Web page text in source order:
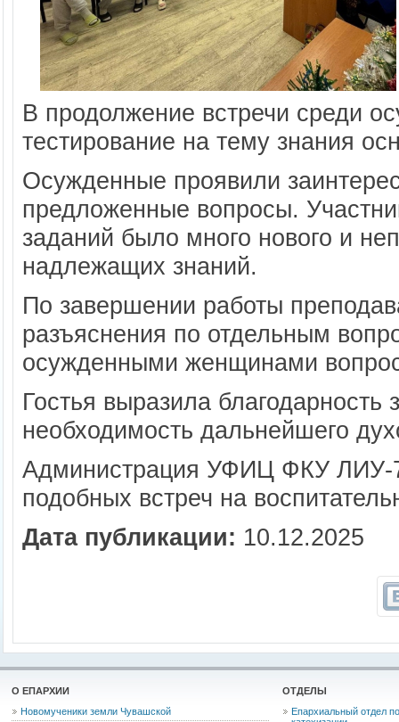
В продолжение встречи среди
тестирование на тему знания
Осужденные проявили
предложенные вопросы.
заданий было много нового и
надлежащих знаний.
По завершении работы
разъяснения по отдельным
осужденными женщинами
Гостья выразила благодарность
необходимость дальнейшего
Администрация УФИЦ ФКУ ЛИУ-
подобных встреч на
Дата публикации: 10.12.2025
О ЕПАРХИИ
Новомученики земли Чувашской
ОТДЕЛЫ
Епархиальный отдел